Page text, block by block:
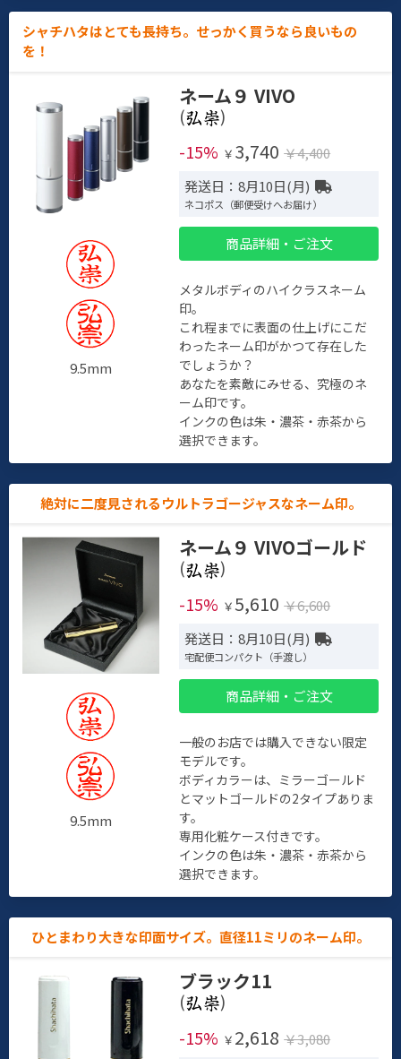
シャチハタはとても長持ち。せっかく買うなら良いもの
を！
9.5mm
ネーム９ VIVO
(
)
-15% ￥ 3,740 ￥4,400
発送日：8月10日(月)
ネコポス（郵便受けへお届け）
商品詳細・ご注文
メタルボディのハイクラスネーム
印。
これ程までに表面の仕上げにこだ
わったネーム印がかつて存在した
でしょうか？
あなたを素敵にみせる、究極のネ
ーム印です。
インクの色は朱・濃茶・赤茶から
選択できます。
絶対に二度見されるウルトラゴージャスなネーム印。
9.5mm
ネーム９ VIVOゴールド
(
)
-15% ￥ 5,610 ￥6,600
発送日：8月10日(月)
宅配便コンパクト（手渡し）
商品詳細・ご注文
一般のお店では購入できない限定
モデルです。
ボディカラーは、ミラーゴールド
とマットゴールドの2タイプありま
す。
専用化粧ケース付きです。
インクの色は朱・濃茶・赤茶から
選択できます。
ひとまわり大きな印面サイズ。直径11ミリのネーム印。
ブラック11
(
)
-15% ￥ 2,618 ￥3,080